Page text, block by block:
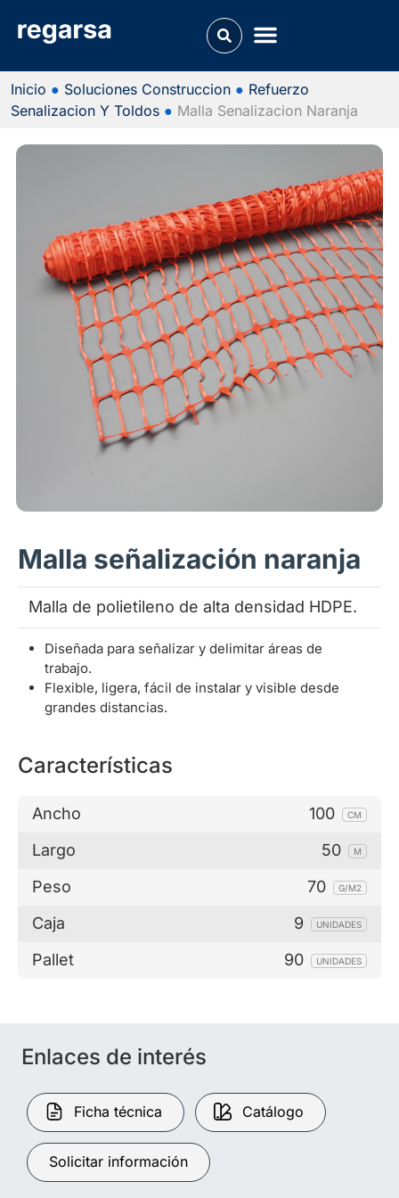
Inicio ● Soluciones Construccion ● Refuerzo
Senalizacion Y Toldos ● Malla Senalizacion Naranja
Malla señalización naranja
Malla de polietileno de alta densidad HDPE.
Diseñada para señalizar y delimitar áreas de
trabajo.
Flexible, ligera, fácil de instalar y visible desde
grandes distancias.
Características
Ancho 100 CM
Largo 50 M
Peso 70 G/M2
Caja 9 UNIDADES
Pallet 90 UNIDADES
Enlaces de interés
Ficha técnica Catálogo
Solicitar información